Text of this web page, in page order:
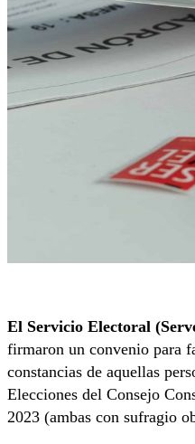
El Servicio Electoral
firmaron un convenio para
constancias de aquellas
Elecciones del Consejo
2023 (ambas con sufragio